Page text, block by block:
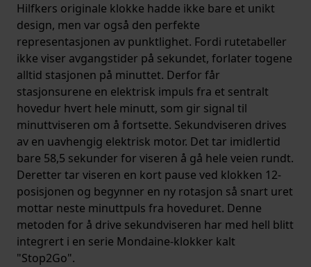
Hilfkers originale klokke hadde ikke bare et unikt
design, men var også den perfekte
representasjonen av punktlighet. Fordi rutetabeller
ikke viser avgangstider på sekundet, forlater togene
alltid stasjonen på minuttet. Derfor får
stasjonsurene en elektrisk impuls fra et sentralt
hovedur hvert hele minutt, som gir signal til
minuttviseren om å fortsette. Sekundviseren drives
av en uavhengig elektrisk motor. Det tar imidlertid
bare 58,5 sekunder for viseren å gå hele veien rundt.
Deretter tar viseren en kort pause ved klokken 12-
posisjonen og begynner en ny rotasjon så snart uret
mottar neste minuttpuls fra hoveduret. Denne
metoden for å drive sekundviseren har med hell blitt
integrert i en serie Mondaine-klokker kalt
"Stop2Go".